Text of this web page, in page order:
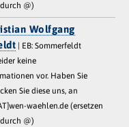
@)
Wolfgang
| EB: Sommerfeldt
keine
vor. Haben Sie
Sie diese uns, an
waehlen.de (ersetzen
@)